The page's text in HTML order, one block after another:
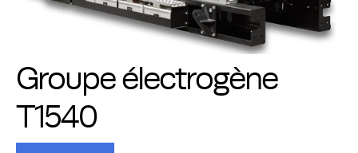
Groupe électrogène
T1540